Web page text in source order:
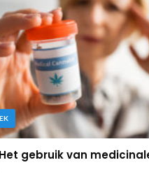
Het gebruik van